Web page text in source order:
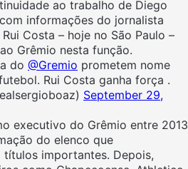
ao trabalho de Diego
informações do jornalista
Costa – hoje no São Paulo –
Grêmio nesta função.
do @Gremio prometem nome
Rui Costa ganha força .
September 29,
executivo do Grêmio entre 2013
do elenco que
importantes. Depois,